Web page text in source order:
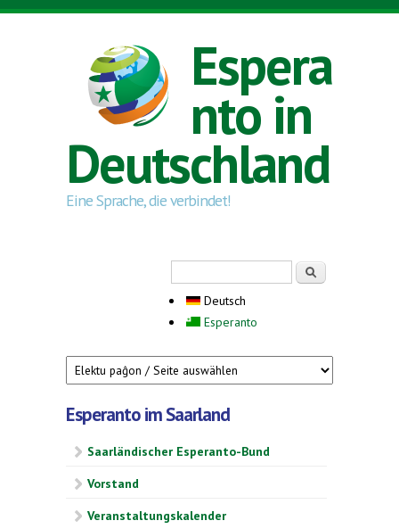
Direkt zum Inhalt
Espera
nto in
Deutschland
Eine Sprache, die verbindet!
Deutsch
Esperanto
Esperanto im Saarland
Saarländischer Esperanto-Bund
Vorstand
Veranstaltungskalender